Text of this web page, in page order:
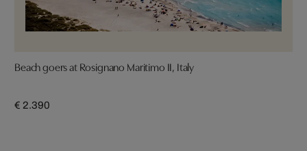
Beach goers at Rosignano Maritimo II, Italy
€ 2.390